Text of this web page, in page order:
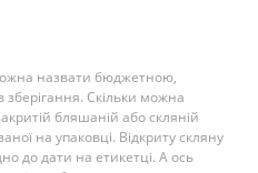
назвати бюджетною,
зберігання. Скільки можна
бляшаній або скляній
на упаковці. Відкриту скляну
до дати на етикетці. А ось